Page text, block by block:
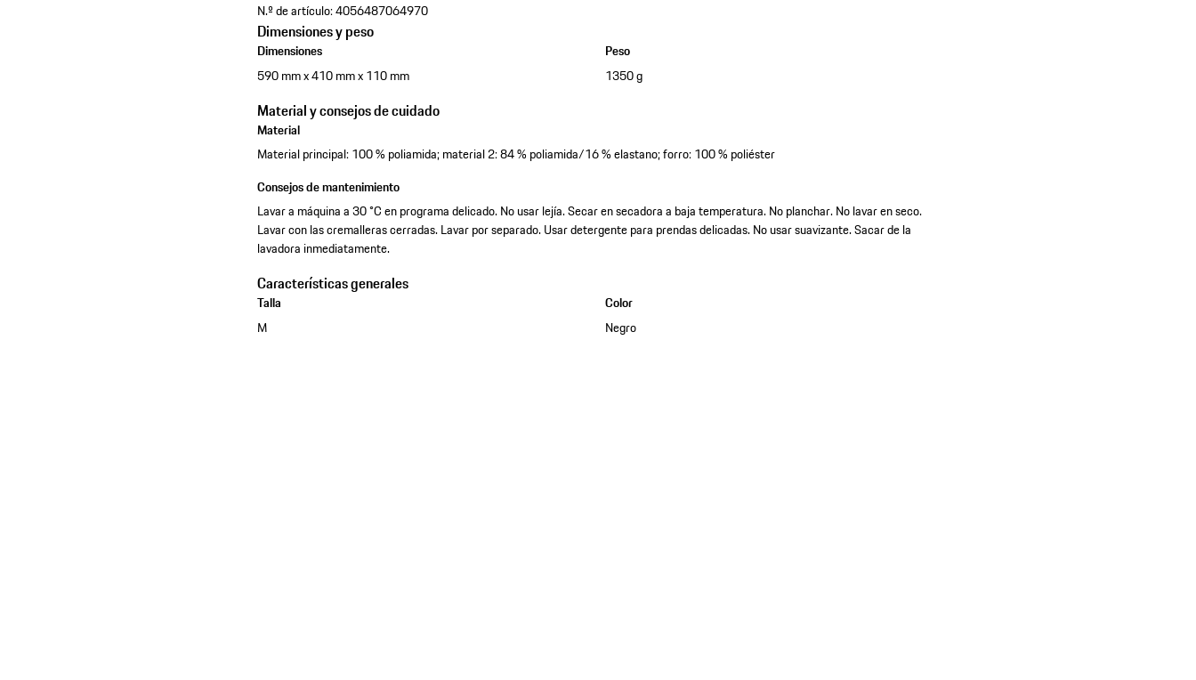
N.º de artículo:4056487064970
Dimensiones y peso
Dimensiones
590 mm x 410 mm x 110 mm
Peso
1350 g
Material y consejos de cuidado
Material
Material principal: 100 % poliamida; material 2: 84 % poliamida/16 % elastano; forro: 100 % poliéster
Consejos de mantenimiento
Lavar a máquina a 30 °C en programa delicado. No usar lejía. Secar en secadora a baja temperatura. No planchar. No lavar en seco.
Lavar con las cremalleras cerradas. Lavar por separado. Usar detergente para prendas delicadas. No usar suavizante. Sacar de la
lavadora inmediatamente.
Características generales
Talla
M
Color
Negro